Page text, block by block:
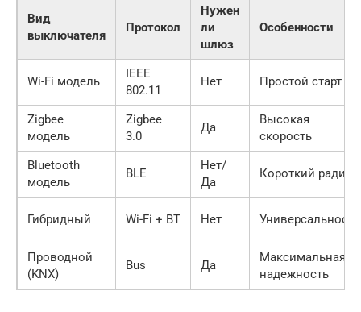
Вид
выключателя
Протокол
Нужен
ли
шлюз
Особенности
Wi-Fi модель
IEEE
802.11
Нет Простой старт
Zigbee
модель
Zigbee
3.0
Да
Высокая
скорость
Bluetooth
модель
BLE
Нет/
Да
Короткий радиус
Гибридный Wi-Fi + BT Нет Универсальность
Проводной
(KNX)
Bus Да
Максимальная
надежность